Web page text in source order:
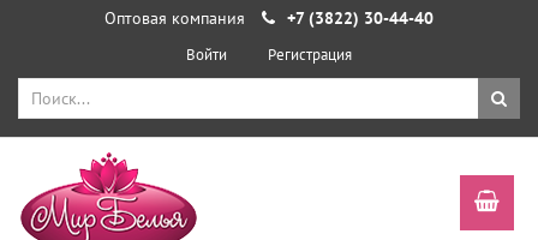
Оптовая компания +7 (3822) 30-44-40
Войти Регистрация